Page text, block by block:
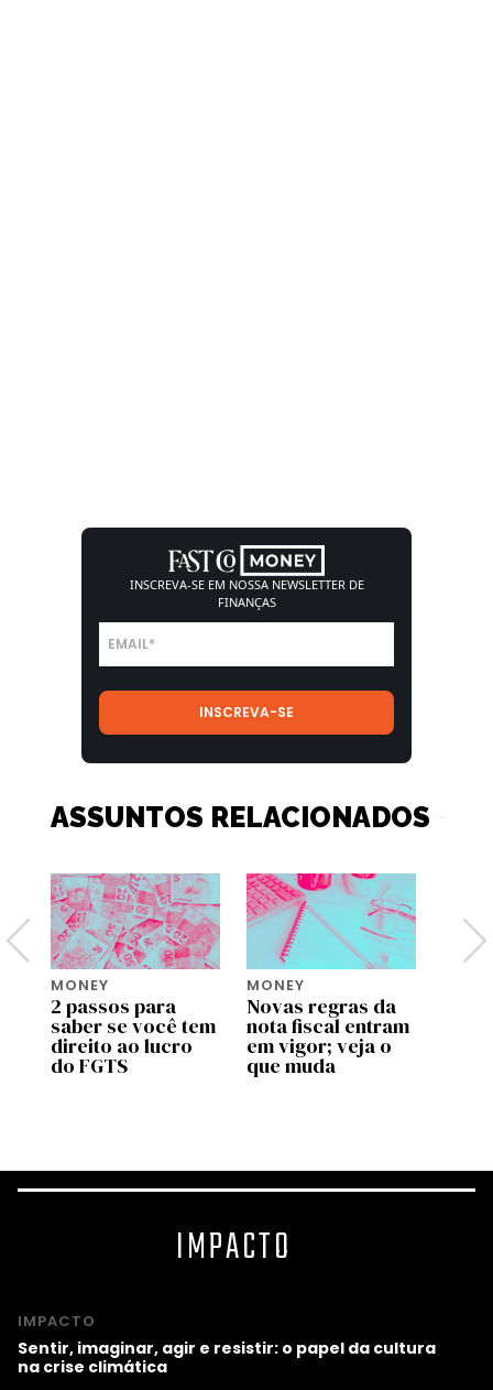
INSCREVA-SE EM NOSSA NEWSLETTER DE
FINANÇAS
ASSUNTOS RELACIONADOS
MONEY
2 passos para
saber se você tem
direito ao lucro
do FGTS
MONEY
Novas regras da
nota fiscal entram
em vigor; veja o
que muda
IMPACTO
IMPACTO
Sentir, imaginar, agir e resistir: o papel da cultura
na crise climática